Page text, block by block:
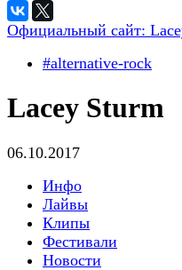
Официальный сайт:
#alternative-rock
Lacey Sturm
06.10.2017
Инфо
Лайвы
Клипы
Фестивали
Новости